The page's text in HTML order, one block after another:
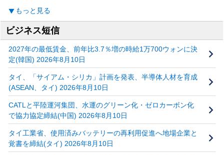
もっと見る
ビジネス短信
2027年の最低賃金、前年比3.7％増の時給1万700ウォンに決
定(韓国) 2026年8月10日
タイ、「サイアム・シリカ」計画を発表、半導体人材を育成
(ASEAN、タイ) 2026年8月10日
CATLと平陸運河集団、水運のグリーン化・ゼロカーボン化
で協力協定締結(中国) 2026年8月10日
タイ工業省、使用済みバッテリーの再利用促進へ地場企業と
覚書を締結(タイ) 2026年8月10日